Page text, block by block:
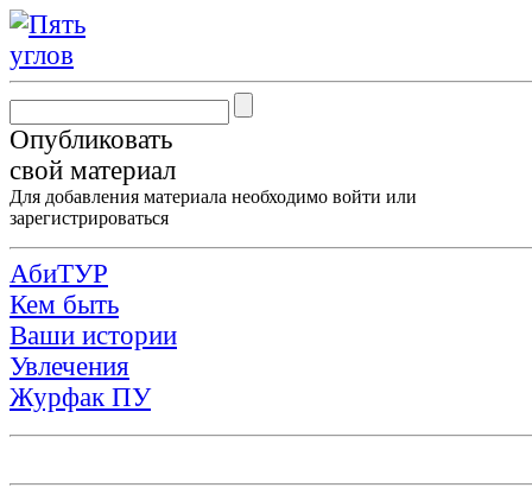
Опубликовать
свой материал
Для добавления материала необходимо войти или
зарегистрироваться
АбиТУР
Кем быть
Ваши истории
Увлечения
Журфак ПУ